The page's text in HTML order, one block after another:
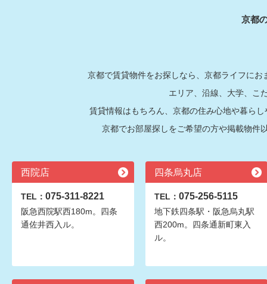
京都
京都で賃貸物件をお探しなら、京都ライフに
エリア、沿線、大学、こ
賃貸情報はもちろん、京都の住み心地や暮ら
京都でお部屋探しをご希望の方や掲載物件
西院店
TEL： 075-311-8221
阪急西院駅西180m。四条
通佐井西入ル。
四条烏丸店
TEL： 075-256-5115
地下鉄四条駅・阪急烏丸駅
西200m。四条通新町東入
ル。